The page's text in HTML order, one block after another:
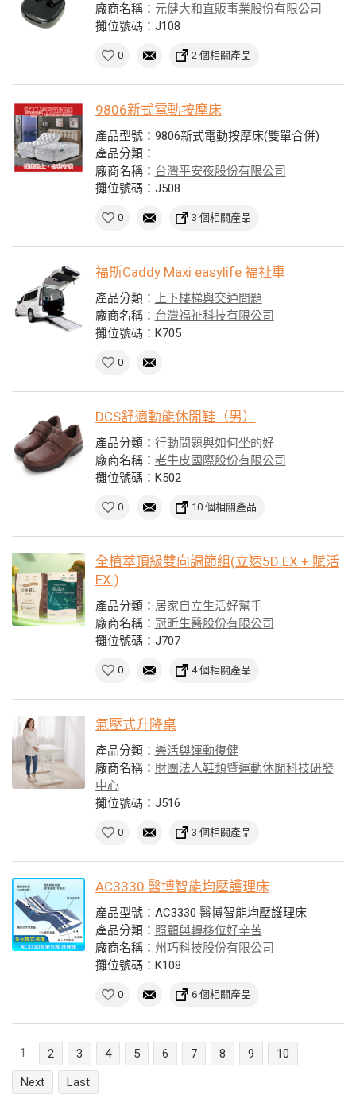
廠商名稱： 元健大和直販事業股份有限公司
攤位號碼：J108
0 2 個相關產品
9806新式電動按摩床
產品型號：9806新式電動按摩床(雙單合併)
產品分類：
廠商名稱： 台灣平安夜股份有限公司
攤位號碼：J508
0 3 個相關產品
福斯Caddy Maxi easylife 福祉車
產品分類：
上下樓梯與交通問題
廠商名稱： 台灣福祉科技有限公司
攤位號碼：K705
0
DCS舒適動能休閒鞋（男）
產品分類： 行動問題與如何坐的好
廠商名稱： 老牛皮國際股份有限公司
攤位號碼：K502
0 10 個相關產品
全植萃頂級雙向調節組(立速5D EX + 賦活
EX )
產品分類： 居家自立生活好幫手
廠商名稱： 冠昕生醫股份有限公司
攤位號碼：J707
0 4 個相關產品
氣壓式升降桌
產品分類： 樂活與運動復健
廠商名稱： 財團法人鞋類暨運動休閒科技研發
中心
攤位號碼：J516
0 3 個相關產品
AC3330 醫博智能均壓護理床
產品型號：AC3330 醫博智能均壓護理床
產品分類： 照顧與轉移位好辛苦
廠商名稱： 州巧科技股份有限公司
攤位號碼：K108
0 6 個相關產品
1 2 3 4 5 6 7 8 9
10
Next
Last